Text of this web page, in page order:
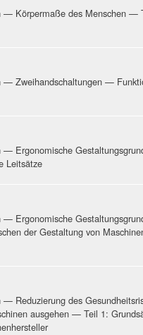
— Körpermaße des Menschen —
— Zweihandschaltungen —
— Ergonomische
Leitsätze
— Ergonomische
der Gestaltung von
Reduzierung des
ausgehen — Teil 1: